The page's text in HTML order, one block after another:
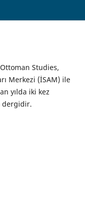
Studies,
Merkezi (İSAM) ile
yılda iki kez
dergidir.